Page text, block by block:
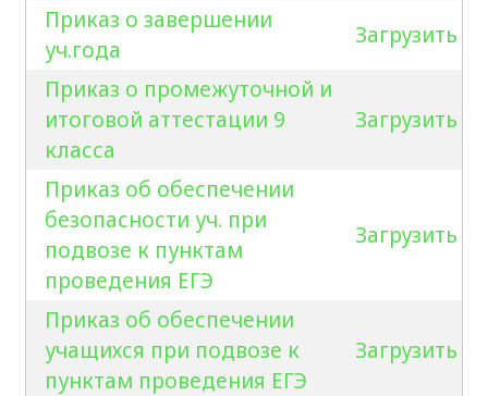
Приказ о завершении
уч.года
Загрузить
Приказ о промежуточной и
итоговой аттестации 9
класса
Загрузить
Приказ об обеспечении
безопасности уч. при
подвозе к пунктам
проведения ЕГЭ
Загрузить
Приказ об обеспечении
учащихся при подвозе к
пунктам проведения ЕГЭ
Загрузить